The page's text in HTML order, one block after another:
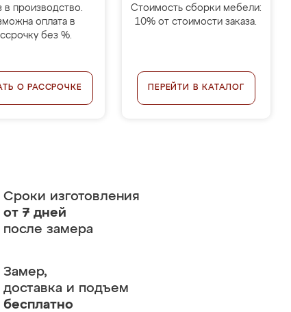
в производство.
оплата в
без %.
О РАССРОЧКЕ
Стоимость сборки мебели:
10% от стоимости заказа.
ПЕРЕЙТИ В КАТАЛОГ
Сроки изготовления
от 7 дней
после замера
Замер,
доставка и подъем
бесплатно